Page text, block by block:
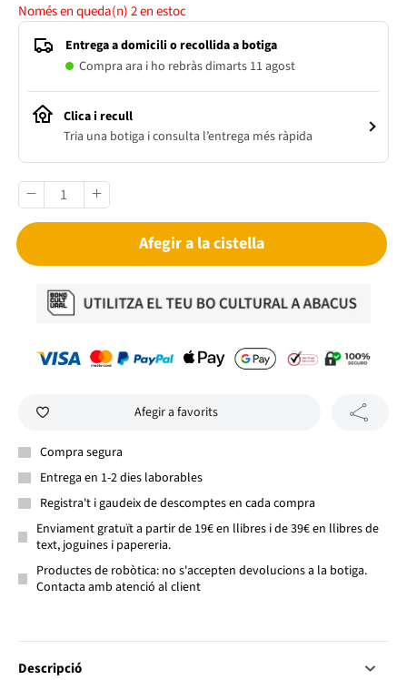
Només en queda(n)2en estoc
Entrega a domicili o recollida a botiga
Compra ara i ho rebràs dimarts 11 agost
Clica i recull
Tria una botiga i consulta l’entrega més ràpida
Afegir a la cistella
Afegir a favorits
Compra segura
Entrega en 1-2 dies laborables
Registra't i gaudeix de descomptes en cada compra
Enviament gratuït a partir de 19€ en llibres i de 39€ en llibres de
text, joguines i papereria.
Productes de robòtica: no s'accepten devolucions a la botiga.
Contacta amb atenció al client
Descripció